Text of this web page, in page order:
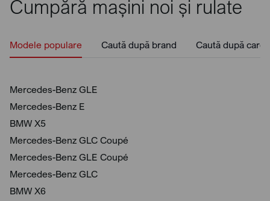
Cumpără mașini noi și rulate
Modele populare Caută după brand Caută după
Mercedes-Benz GLE
Mercedes-Benz E
BMW X5
Mercedes-Benz GLC Coupé
Mercedes-Benz GLE Coupé
Mercedes-Benz GLC
BMW X6